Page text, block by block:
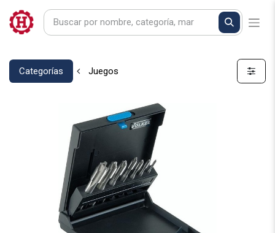
Categorías Juegos